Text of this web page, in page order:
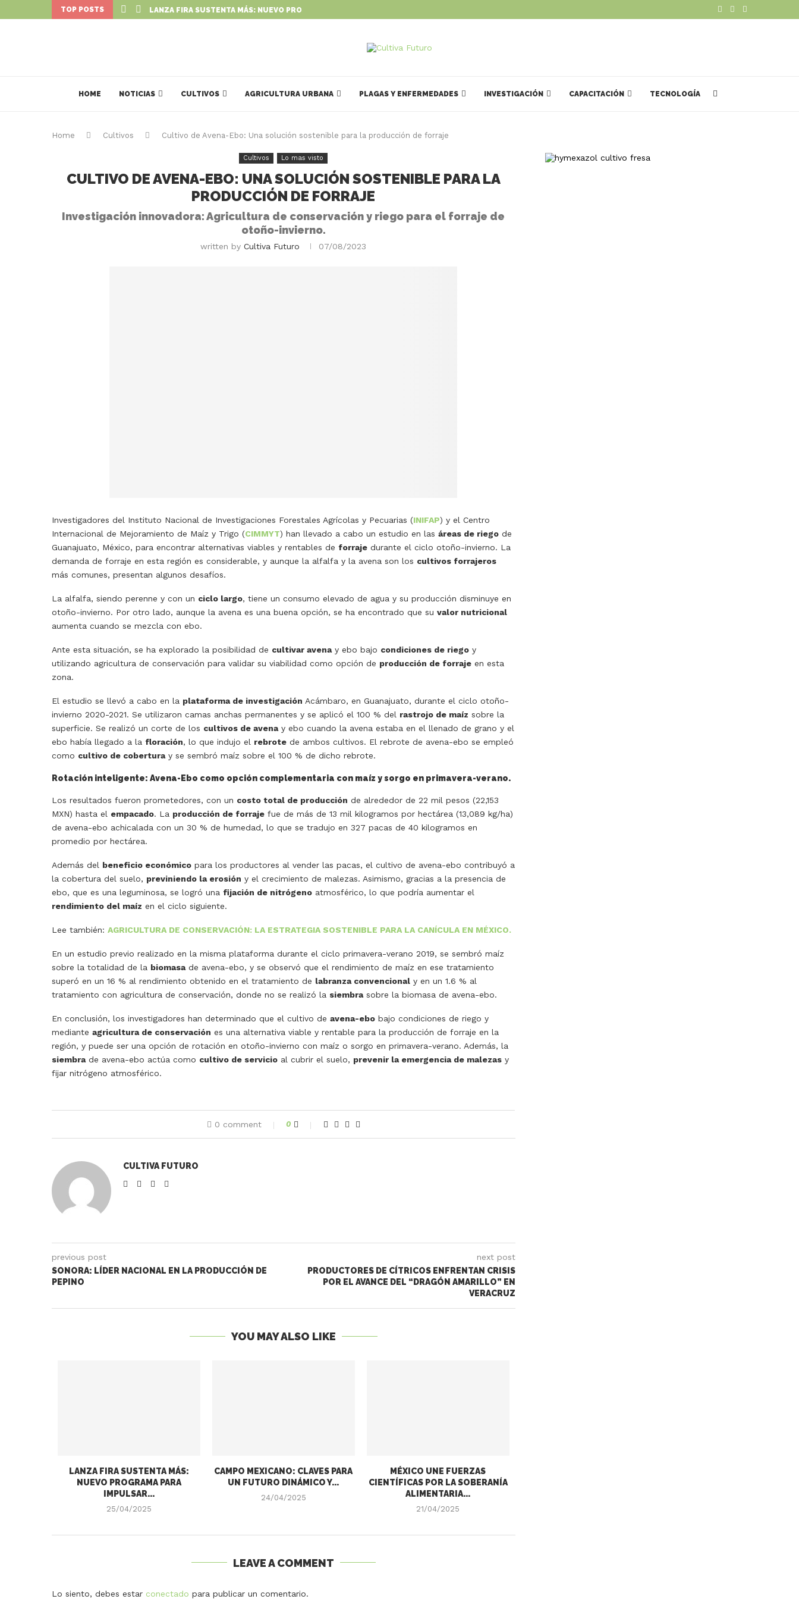
TOP POSTS LANZA FIRA SUSTENTA MÁS: NUEVO PROGRAMA PARA IMPULSAR...
HOME NOTICIAS CULTIVOS AGRICULTURA URBANA PLAGAS Y ENFERMEDADES INVESTIGACIÓN CAPACITACIÓN TECNOLOGÍA
Home Cultivos Cultivo de Avena-Ebo: Una solución sostenible para la producción de forraje
Cultivos Lo mas visto
CULTIVO DE AVENA-EBO: UNA SOLUCIÓN SOSTENIBLE PARA LA
PRODUCCIÓN DE FORRAJE
Investigación innovadora: Agricultura de conservación y riego para el forraje de
otoño-invierno.
written byCultiva Futuro 07/08/2023
Investigadores del Instituto Nacional de Investigaciones Forestales Agrícolas y Pecuarias (INIFAP) y el Centro
Internacional de Mejoramiento de Maíz y Trigo (CIMMYT) han llevado a cabo un estudio en las áreas de riego de
Guanajuato, México, para encontrar alternativas viables y rentables de forraje durante el ciclo otoño-invierno. La
demanda de forraje en esta región es considerable, y aunque la alfalfa y la avena son los cultivos forrajeros
más comunes, presentan algunos desafíos.
La alfalfa, siendo perenne y con un ciclo largo, tiene un consumo elevado de agua y su producción disminuye en
otoño-invierno. Por otro lado, aunque la avena es una buena opción, se ha encontrado que su valor nutricional
aumenta cuando se mezcla con ebo.
Ante esta situación, se ha explorado la posibilidad de cultivar avenay ebo bajo condiciones de riego y
utilizando agricultura de conservación para validar su viabilidad como opción de producción de forraje en esta
zona.
El estudio se llevó a cabo en la plataforma de investigación Acámbaro, en Guanajuato, durante el ciclo otoño-
invierno 2020-2021. Se utilizaron camas anchas permanentes y se aplicó el 100 % del rastrojo de maíz sobre la
superficie. Se realizó un corte de los cultivos de avenay ebo cuando la avena estaba en el llenado de grano y el
ebo había llegado a la floración, lo que indujo el rebrote de ambos cultivos. El rebrote de avena-ebo se empleó
como cultivo de coberturay se sembró maíz sobre el 100 % de dicho rebrote.
Rotación inteligente: Avena-Ebo como opción complementaria con maíz y sorgo en primavera-verano.
Los resultados fueron prometedores, con un costo total de producción de alrededor de 22 mil pesos (22,153
MXN) hasta el empacado. La producción de forraje fue de más de 13 mil kilogramos por hectárea (13,089 kg/ha)
de avena-ebo achicalada con un 30 % de humedad, lo que se tradujo en 327 pacas de 40 kilogramos en
promedio por hectárea.
Además del beneficio económico para los productores al vender las pacas, el cultivo de avena-ebo contribuyó a
la cobertura del suelo, previniendo la erosión y el crecimiento de malezas. Asimismo, gracias a la presencia de
ebo, que es una leguminosa, se logró una fijación de nitrógeno atmosférico, lo que podría aumentar el
rendimiento del maíz en el ciclo siguiente.
Lee también: AGRICULTURA DE CONSERVACIÓN: LA ESTRATEGIA SOSTENIBLE PARA LA CANÍCULA EN MÉXICO.
En un estudio previo realizado en la misma plataforma durante el ciclo primavera-verano 2019, se sembró maíz
sobre la totalidad de la biomasade avena-ebo, y se observó que el rendimiento de maíz en ese tratamiento
superó en un 16 % al rendimiento obtenido en el tratamiento de labranza convencional y en un 1.6 % al
tratamiento con agricultura de conservación, donde no se realizó la siembrasobre la biomasa de avena-ebo.
En conclusión, los investigadores han determinado que el cultivo de avena-ebo bajo condiciones de riego y
mediante agricultura de conservación es una alternativa viable y rentable para la producción de forraje en la
región, y puede ser una opción de rotación en otoño-invierno con maíz o sorgo en primavera-verano. Además, la
siembrade avena-ebo actúa como cultivo de servicio al cubrir el suelo, prevenir la emergencia de malezas y
fijar nitrógeno atmosférico.
0 comment 0
CULTIVA FUTURO
previous post
SONORA: LÍDER NACIONAL EN LA PRODUCCIÓN DE
PEPINO
next post
PRODUCTORES DE CÍTRICOS ENFRENTAN CRISIS
POR EL AVANCE DEL “DRAGÓN AMARILLO” EN
VERACRUZ
YOU MAY ALSO LIKE
LANZA FIRA SUSTENTA MÁS:
NUEVO PROGRAMA PARA
IMPULSAR...
25/04/2025
CAMPO MEXICANO: CLAVES PARA
UN FUTURO DINÁMICO Y...
24/04/2025
MÉXICO UNE FUERZAS
CIENTÍFICAS POR LA SOBERANÍA
ALIMENTARIA...
21/04/2025
LEAVE A COMMENT
Lo siento, debes estar conectado para publicar un comentario.